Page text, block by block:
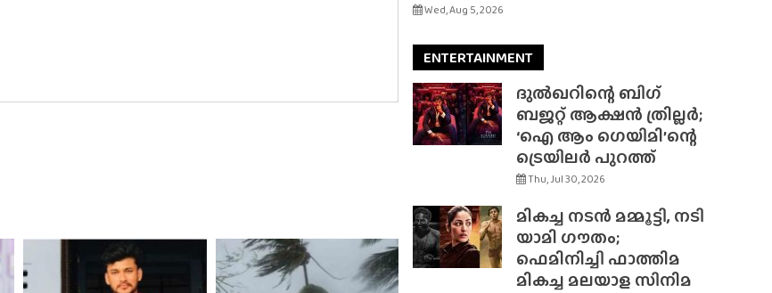
Wed, Aug 5, 2026
ENTERTAINMENT
ദുൽഖറിന്റെ ബിഗ്
ബജറ്റ് ആക്ഷൻ ത്രില്ലർ;
‘ഐ ആം ഗെയിമി’ന്റെ
ട്രെയിലർ പുറത്ത്
Thu, Jul 30, 2026
മികച്ച നടൻ മമ്മൂട്ടി, നടി
യാമി ഗൗതം;
ഫെമിനിച്ചി ഫാത്തിമ
മികച്ച മലയാള സിനിമ